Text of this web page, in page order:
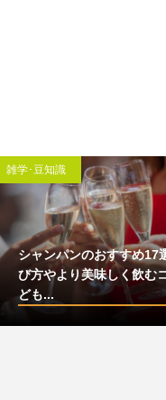
雑学･豆知識
シャンパンのおすすめ17
び方やより美味しく飲む
ども...